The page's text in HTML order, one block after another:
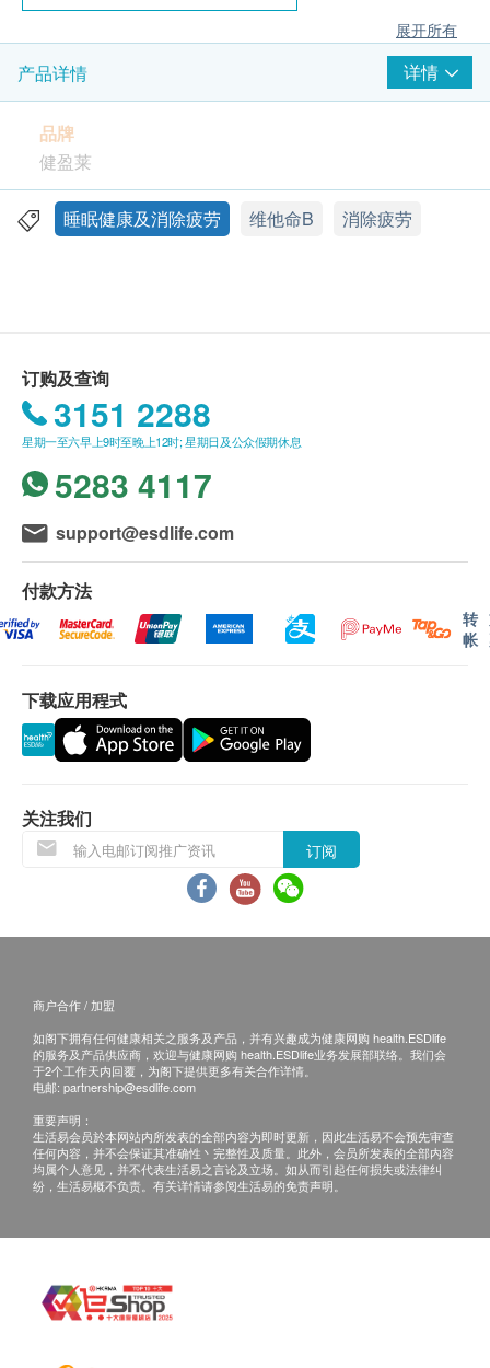
展开所有
产品详情 详情
品牌
健盈莱
包装
无须用水，方便快捷，随身携带
口腔瞬间吸收，即时起效，持续提神
绿茶提取物
天然绿茶咖啡因加速思维和联想以及提升专注力，有
助于提神醒脑
牛磺酸
牛磺酸改善昏昏欲睡的情况，帮助抵抗疲劳
人参能够补充元气，恢复体力，具有抗疲劳的功效
Chitoligo TM壳寡糖
维他命 B群
维他命B群具有协同作同，有助缓解精神紧张及疲
睡眠不足人士、容易疲倦、缺乏精神人士
工作疲劳人士
压力大人士
贮藏方法
避免阳光直射，请置于干燥阴凉处，避免儿童触碰
每次一条，倒入口中，不需用水，入口即溶
注意事项
本产品只供成人(18岁或以上)服用；
睡眠健康及消除疲劳 维他命B 消除疲劳
订购及查询
3151 2288
星期一至六早上9时至晚上12时; 星期日及公众假期休息
5283 4117
support@esdlife.com
付款方法
转
帐
下载应用程式
关注我们
订阅
商户合作 / 加盟
如阁下拥有任何健康相关之服务及产品，并有兴趣成为健康网购 health.ESDlife
的服务及产品供应商，欢迎与健康网购 health.ESDlife业务发展部联络。我们会
于2个工作天内回覆，为阁下提供更多有关合作详情。
电邮: partnership@esdlife.com
重要声明：
生活易会员於本网站内所发表的全部内容为即时更新，因此生活易不会预先审查
任何内容，并不会保证其准确性丶完整性及质量。此外，会员所发表的全部内容
均属个人意见，并不代表生活易之言论及立场。如从而引起任何损失或法律纠
纷，生活易概不负责。有关详情请参阅生活易的免责声明。